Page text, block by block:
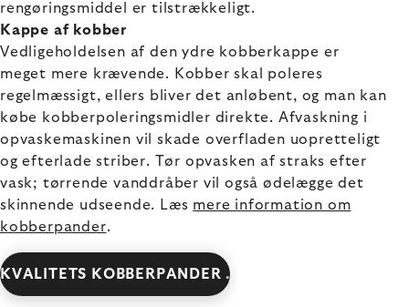
rengøringsmiddel er tilstrækkeligt.
Kappe af kobber
Vedligeholdelsen af den ydre kobberkappe er
meget mere krævende. Kobber skal poleres
regelmæssigt, ellers bliver det anløbent, og man kan
købe kobberpoleringsmidler direkte. Afvaskning i
opvaskemaskinen vil skade overfladen uopretteligt
og efterlade striber. Tør opvasken af straks efter
vask; tørrende vanddråber vil også ødelægge det
skinnende udseende. Læs mere information om
kobberpander.
KVALITETS KOBBERPANDER .